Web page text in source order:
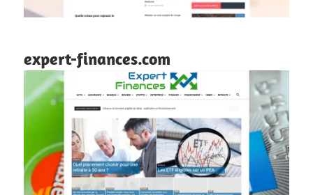
expert-finances.com